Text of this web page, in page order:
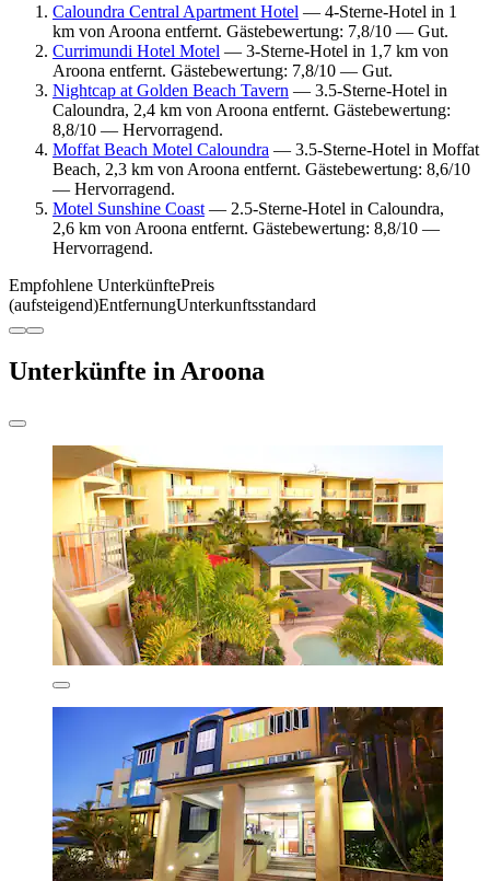
Caloundra Central Apartment Hotel — 4-Sterne-Hotel in 1
km von Aroona entfernt. Gästebewertung: 7,8/10 — Gut.
Currimundi Hotel Motel — 3-Sterne-Hotel in 1,7 km von
Aroona entfernt. Gästebewertung: 7,8/10 — Gut.
Nightcap at Golden Beach Tavern — 3.5-Sterne-Hotel in
Caloundra, 2,4 km von Aroona entfernt. Gästebewertung:
8,8/10 — Hervorragend.
Moffat Beach Motel Caloundra — 3.5-Sterne-Hotel in Moffat
Beach, 2,3 km von Aroona entfernt. Gästebewertung: 8,6/10
— Hervorragend.
Motel Sunshine Coast — 2.5-Sterne-Hotel in Caloundra,
2,6 km von Aroona entfernt. Gästebewertung: 8,8/10 —
Hervorragend.
Empfohlene UnterkünftePreis
(aufsteigend)EntfernungUnterkunftsstandard
Unterkünfte in Aroona